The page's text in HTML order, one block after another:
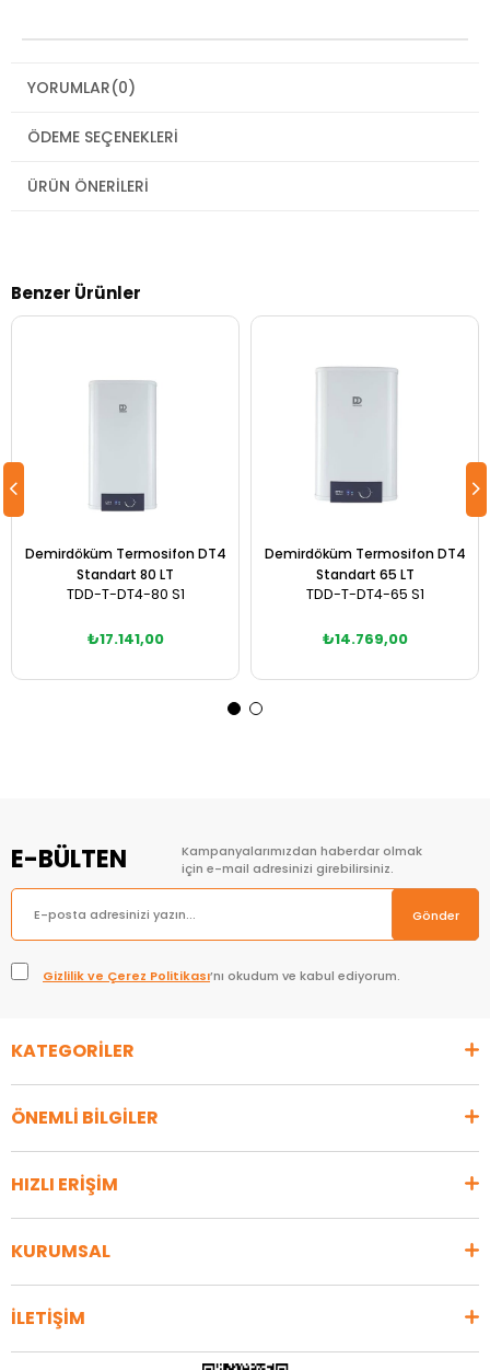
YORUMLAR(0)
ÖDEME SEÇENEKLERI
ÜRÜN ÖNERILERI
Benzer Ürünler
Demirdöküm Termosifon DT4
Standart 80 LT
TDD-T-DT4-80 S1
₺17.141,00
Demirdöküm Termosifon DT4
Standart 65 LT
TDD-T-DT4-65 S1
₺14.769,00
E-BÜLTEN
Kampanyalarımızdan haberdar olmak
için e-mail adresinizi girebilirsiniz.
Gönder
Gizlilik ve Çerez Politikası’nı okudum ve kabul ediyorum.
KATEGORİLER
ÖNEMLİ BİLGİLER
HIZLI ERİŞİM
KURUMSAL
İLETİŞİM